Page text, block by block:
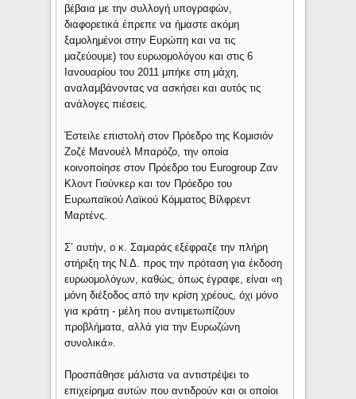
βέβαια με την συλλογή υπογραφών,
διαφορετικά έπρεπε να ήμαστε ακόμη
ξαμολημένοι στην Ευρώπη και να τις
μαζεύουμε) του ευρωομολόγου και στις 6
Ιανουαρίου του 2011 μπήκε στη μάχη,
αναλαμβάνοντας να ασκήσει και αυτός τις
ανάλογες πιέσεις.
Έστειλε επιστολή στον Πρόεδρο της Κομισιόν
Ζοζέ Μανουέλ Μπαρόζο, την οποία
κοινοποίησε στον Πρόεδρο του Eurogroup Ζαν
Κλοντ Γιούνκερ και τον Πρόεδρο του
Ευρωπαϊκού Λαϊκού Κόμματος Βίλφρεντ
Μαρτένς.
Σ’ αυτήν, ο κ. Σαμαράς εξέφραζε την πλήρη
στήριξη της Ν.Δ. προς την πρόταση για έκδοση
ευρωομολόγων, καθώς, όπως έγραφε, είναι «η
μόνη διέξοδος από την κρίση χρέους, όχι μόνο
για κράτη - μέλη που αντιμετωπίζουν
προβλήματα, αλλά για την Ευρωζώνη
συνολικά».
Προσπάθησε μάλιστα να αντιστρέψει το
επιχείρημα αυτών που αντιδρούν και οι οποίοι